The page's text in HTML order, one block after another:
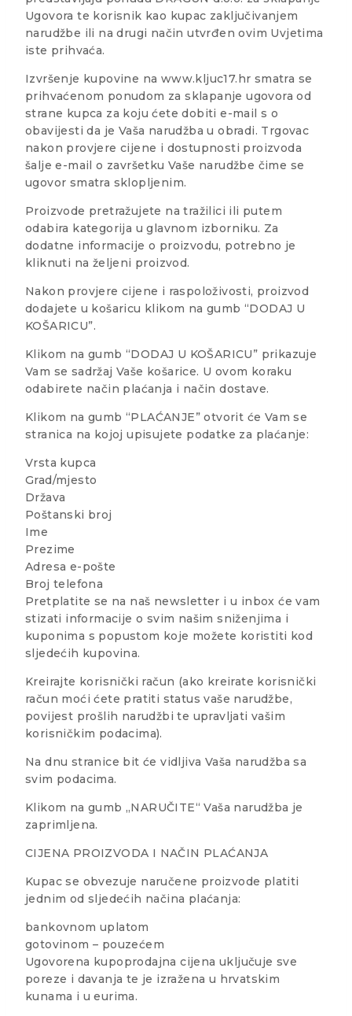
Ugovora te korisnik kao kupac zaključivanjem
narudžbe ili na drugi način utvrđen ovim Uvjetima
iste prihvaća.
Izvršenje kupovine na www.kljuc17.hr smatra se
prihvaćenom ponudom za sklapanje ugovora od
strane kupca za koju ćete dobiti e-mail s o
obavijesti da je Vaša narudžba u obradi. Trgovac
nakon provjere cijene i dostupnosti proizvoda
šalje e-mail o završetku Vaše narudžbe čime se
ugovor smatra sklopljenim.
Proizvode pretražujete na tražilici ili putem
odabira kategorija u glavnom izborniku. Za
dodatne informacije o proizvodu, potrebno je
kliknuti na željeni proizvod.
Nakon provjere cijene i raspoloživosti, proizvod
dodajete u košaricu klikom na gumb “DODAJ U
KOŠARICU”.
Klikom na gumb “DODAJ U KOŠARICU” prikazuje
Vam se sadržaj Vaše košarice. U ovom koraku
odabirete način plaćanja i način dostave.
Klikom na gumb “PLAĆANJE” otvorit će Vam se
stranica na kojoj upisujete podatke za plaćanje:
Vrsta kupca
Grad/mjesto
Država
Poštanski broj
Ime
Prezime
Adresa e-pošte
Broj telefona
Pretplatite se na naš newsletter i u inbox će vam
stizati informacije o svim našim sniženjima i
kuponima s popustom koje možete koristiti kod
sljedećih kupovina.
Kreirajte korisnički račun (ako kreirate korisnički
račun moći ćete pratiti status vaše narudžbe,
povijest prošlih narudžbi te upravljati vašim
korisničkim podacima).
Na dnu stranice bit će vidljiva Vaša narudžba sa
svim podacima.
Klikom na gumb „NARUČITE“ Vaša narudžba je
zaprimljena.
CIJENA PROIZVODA I NAČIN PLAĆANJA
Kupac se obvezuje naručene proizvode platiti
jednim od sljedećih načina plaćanja:
bankovnom uplatom
gotovinom – pouzećem
Ugovorena kupoprodajna cijena uključuje sve
poreze i davanja te je izražena u hrvatskim
kunama i u eurima.